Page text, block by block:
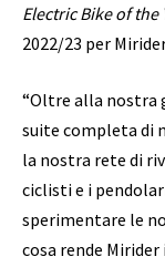
Electric Bike of the
2022/23 per
“Oltre alla nostra
suite completa di
la nostra rete di
ciclisti e i
sperimentare le
cosa rende